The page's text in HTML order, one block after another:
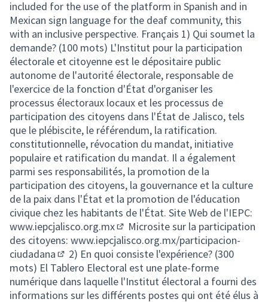
included for the use of the platform in Spanish and in
Mexican sign language for the deaf community, this
with an inclusive perspective. Français 1) Qui soumet la
demande? (100 mots) L'Institut pour la participation
électorale et citoyenne est le dépositaire public
autonome de l'autorité électorale, responsable de
l'exercice de la fonction d'État d'organiser les
processus électoraux locaux et les processus de
participation des citoyens dans l'État de Jalisco, tels
que le plébiscite, le référendum, la ratification.
constitutionnelle, révocation du mandat, initiative
populaire et ratification du mandat. Il a également
parmi ses responsabilités, la promotion de la
participation des citoyens, la gouvernance et la culture
de la paix dans l'État et la promotion de l'éducation
civique chez les habitants de l'État. Site Web de l'IEPC:
www.iepcjalisco.org.mx
(External link)
Microsite sur la participation
des citoyens: www.iepcjalisco.org.mx/participacion-
ciudadana
(External link)
2) En quoi consiste l'expérience? (300
mots) El Tablero Electoral est une plate-forme
numérique dans laquelle l'Institut électoral a fourni des
informations sur les différents postes qui ont été élus à